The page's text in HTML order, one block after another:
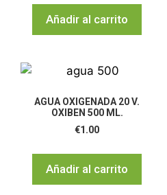
Añadir al carrito
AGUA OXIGENADA 20 V.
OXIBEN 500 ML.
€1.00
Añadir al carrito